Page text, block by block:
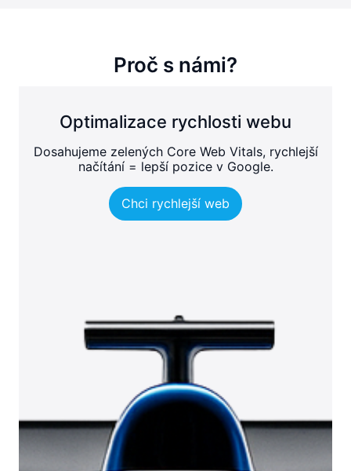
Proč s námi?
Optimalizace rychlosti webu
Dosahujeme zelených Core Web Vitals, rychlejší
načítání = lepší pozice v Google.
Chci rychlejší web